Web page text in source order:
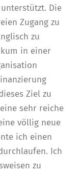
Die
Zugang zu
zu
in einer
Ziel zu
sehr reiche
völlig neue
ich einen
Ich
zu